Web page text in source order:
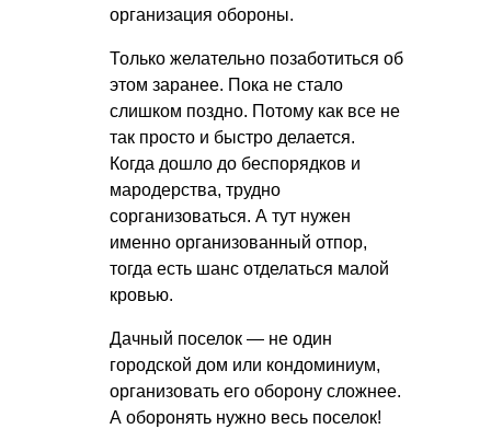
организация обороны.
Только желательно позаботиться об
этом заранее. Пока не стало
слишком поздно. Потому как все не
так просто и быстро делается.
Когда дошло до беспорядков и
мародерства, трудно
сорганизоваться. А тут нужен
именно организованный отпор,
тогда есть шанс отделаться малой
кровью.
Дачный поселок — не один
городской дом или кондоминиум,
организовать его оборону сложнее.
А оборонять нужно весь поселок!